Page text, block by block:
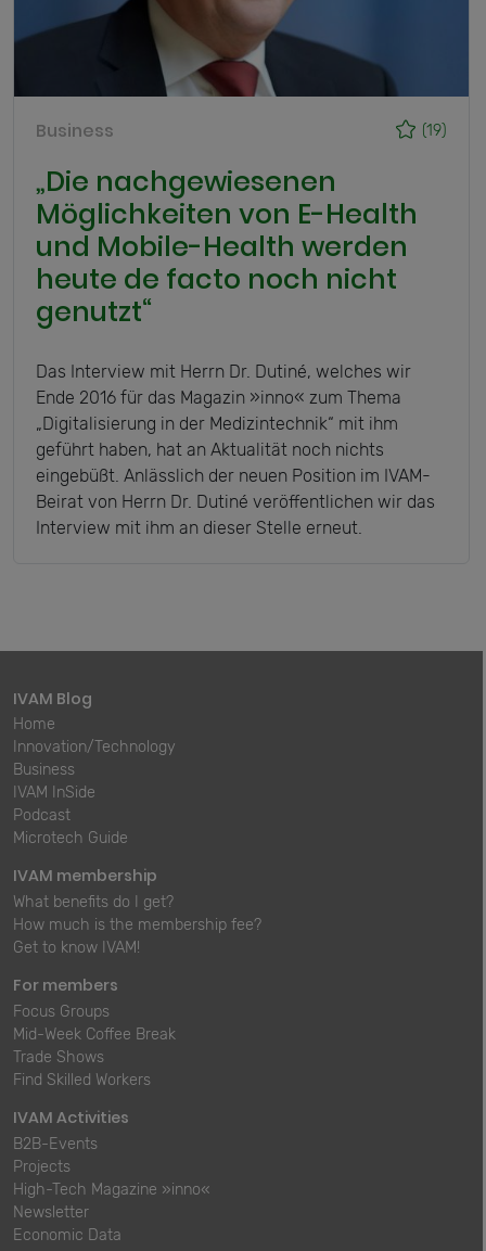
(19)
Business
„Die nachgewiesenen
Möglichkeiten von E-Health
und Mobile-Health werden
heute de facto noch nicht
genutzt“
Das Interview mit Herrn Dr. Dutiné, welches wir
Ende 2016 für das Magazin »inno« zum Thema
„Digitalisierung in der Medizintechnik“ mit ihm
geführt haben, hat an Aktualität noch nichts
eingebüßt. Anlässlich der neuen Position im IVAM-
Beirat von Herrn Dr. Dutiné veröffentlichen wir das
Interview mit ihm an dieser Stelle erneut.
IVAM Blog
Home
Innovation/Technology
Business
IVAM InSide
Podcast
Microtech Guide
IVAM membership
What benefits do I get?
How much is the membership fee?
Get to know IVAM!
For members
Focus Groups
Mid-Week Coffee Break
Trade Shows
Find Skilled Workers
IVAM Activities
B2B-Events
Projects
High-Tech Magazine »inno«
Newsletter
Economic Data